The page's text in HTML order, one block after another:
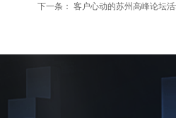
下一条： 客户心动的苏州高峰论坛